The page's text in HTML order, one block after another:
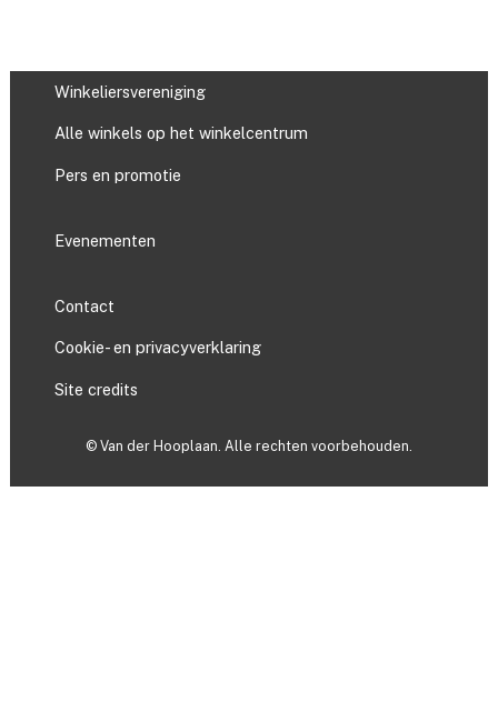
Winkeliersvereniging
Alle winkels op het winkelcentrum
Pers en promotie
Evenementen
Contact
Cookie- en privacyverklaring
Site credits
© Van der Hooplaan. Alle rechten voorbehouden.